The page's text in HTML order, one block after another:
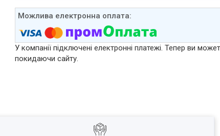
У компанії підключені електронні платежі. Тепер ви
покидаючи сайту.